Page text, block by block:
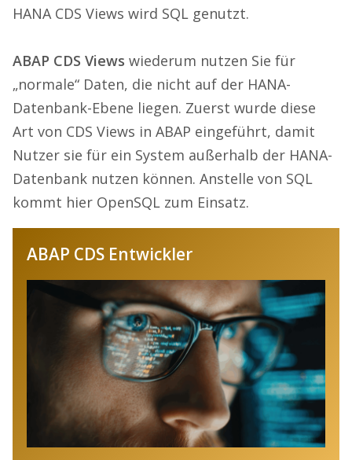
HANA CDS Views wird SQL genutzt.
ABAP CDS Views wiederum nutzen Sie für
„normale“ Daten, die nicht auf der HANA-
Datenbank-Ebene liegen. Zuerst wurde diese
Art von CDS Views in ABAP eingeführt, damit
Nutzer sie für ein System außerhalb der HANA-
Datenbank nutzen können. Anstelle von SQL
kommt hier OpenSQL zum Einsatz.
ABAP CDS Entwickler